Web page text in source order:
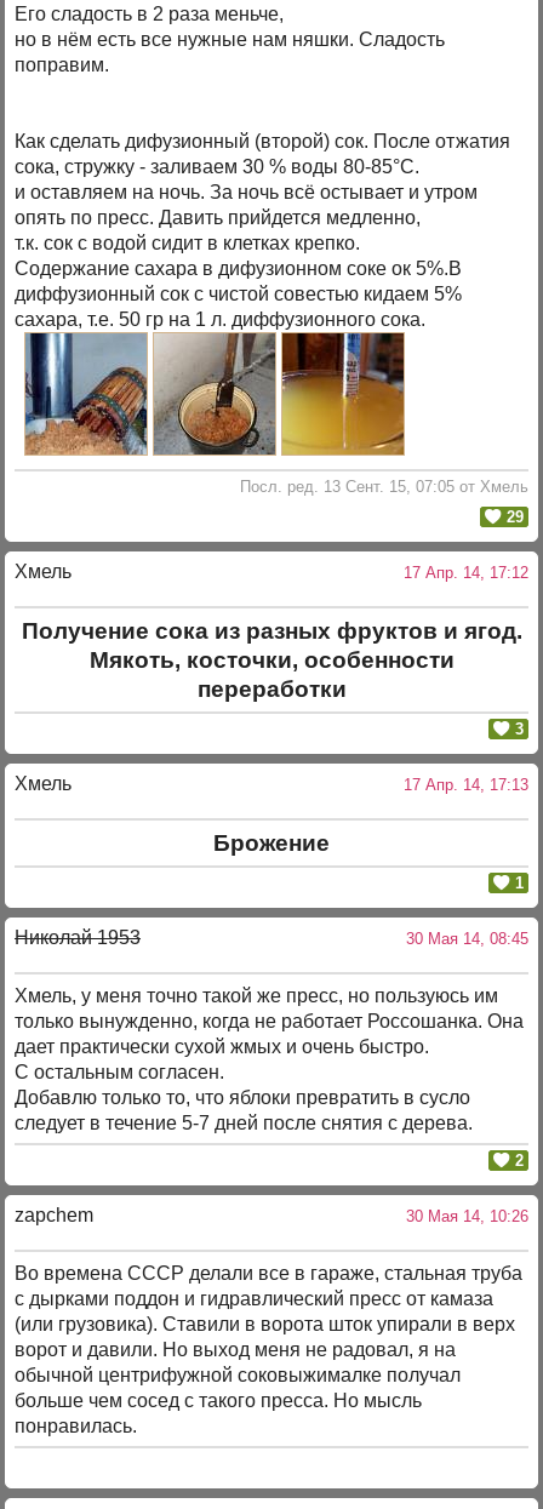
Его сладость в 2 раза меньче,
но в нём есть все нужные нам няшки. Сладость
поправим.
Как сделать дифузионный (второй) сок. После отжатия
сока, стружку - заливаем 30 % воды 80-85°С.
и оставляем на ночь. За ночь всё остывает и утром
опять по пресс. Давить прийдется медленно,
т.к. сок с водой сидит в клетках крепко.
Содержание сахара в дифузионном соке ок 5%.В
диффузионный сок с чистой совестью кидаем 5%
сахара, т.е. 50 гр на 1 л. диффузионного сока.
Посл. ред. 13 Сент. 15, 07:05 от Хмель
29
Хмель 17 Апр. 14, 17:12
Получение сока из разных фруктов и ягод.
Мякоть, косточки, особенности
переработки
3
Хмель 17 Апр. 14, 17:13
Брожение
1
Николай 1953 30 Мая 14, 08:45
Хмель, у меня точно такой же пресс, но пользуюсь им
только вынужденно, когда не работает Россошанка. Она
дает практически сухой жмых и очень быстро.
С остальным согласен.
Добавлю только то, что яблоки превратить в сусло
следует в течение 5-7 дней после снятия с дерева.
2
zapchem 30 Мая 14, 10:26
Во времена СССР делали все в гараже, стальная труба
с дырками поддон и гидравлический пресс от камаза
(или грузовика). Ставили в ворота шток упирали в верх
ворот и давили. Но выход меня не радовал, я на
обычной центрифужной соковыжималке получал
больше чем сосед с такого пресса. Но мысль
понравилась.